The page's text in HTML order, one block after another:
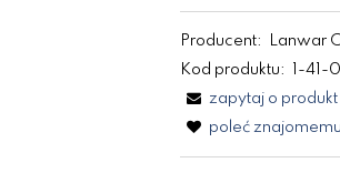
Producent:
Lanwar
Kod produktu:
1-
zapytaj o produkt
poleć znajomemu